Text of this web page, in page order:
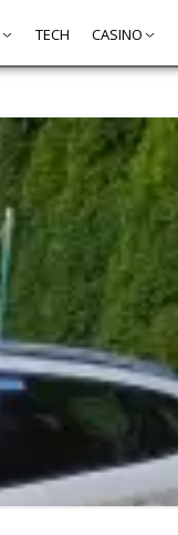
TECH CASINO